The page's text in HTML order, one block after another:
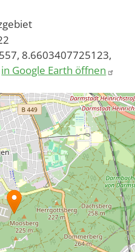
8.6603407725123,
in Google Earth öffnen